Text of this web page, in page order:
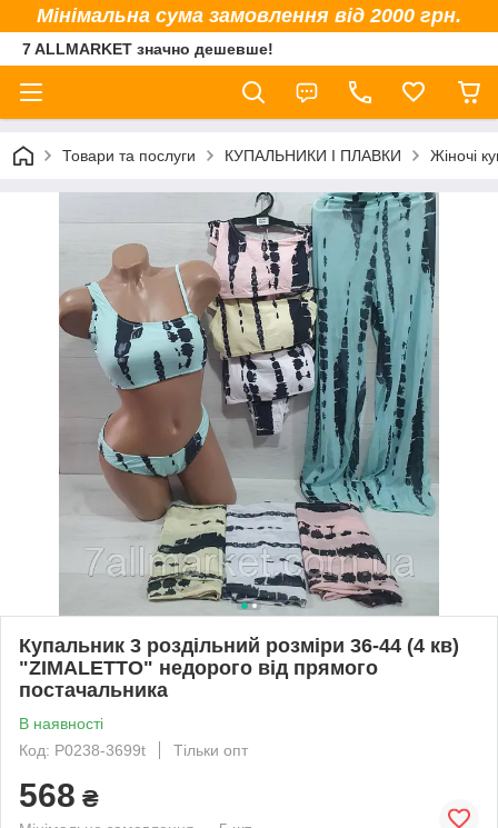
Мінімальна сума замовлення від 2000 грн.
7 ALLMARKET значно дешевше!
Товари та послуги КУПАЛЬНИКИ І ПЛАВКИ Жіночі
Купальник 3 роздільний розміри 36-44 (4 кв)
"ZIMALETTO" недорого від прямого
постачальника
В наявності
Код: P0238-3699t
Тільки опт
568 ₴